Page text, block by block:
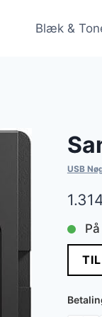
Blæk &
USB